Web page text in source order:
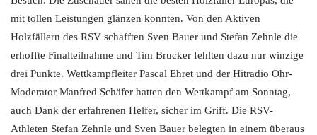
mit tollen Leistungen glänzen konnten. Von den Aktiven
Holzfällern des RSV schafften Sven Bauer und Stefan Zehnle die
erhoffte Finalteilnahme und Tim Brucker fehlten dazu nur winzige
drei Punkte. Wettkampfleiter Pascal Ehret und der Hitradio Ohr-
Moderator Manfred Schäfer hatten den Wettkampf am Sonntag,
auch Dank der erfahrenen Helfer, sicher im Griff. Die RSV-
Athleten Stefan Zehnle und Sven Bauer belegten in einem überaus